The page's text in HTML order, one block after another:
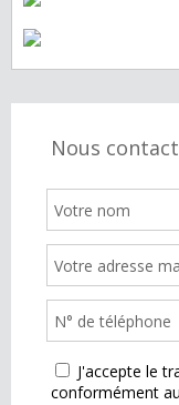
Nous
J'accepte le
conformément